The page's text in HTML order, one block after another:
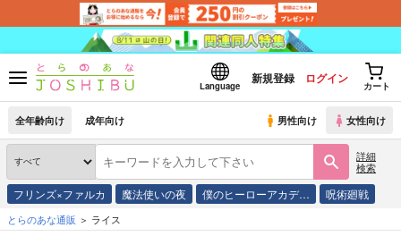
Language
新規登録 ログイン
カート
全年齢向け 成年向け 男性向け 女性向け
詳細
検索
フリンズ×ファルカ 魔法使いの夜 僕のヒーローアカデ… 呪術廻戦
とらのあな通販 ライス